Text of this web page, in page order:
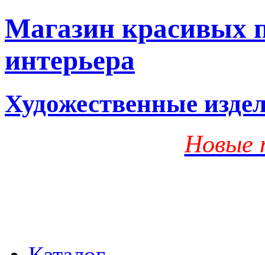
Магазин красивых
интерьера
Художественные
Новые